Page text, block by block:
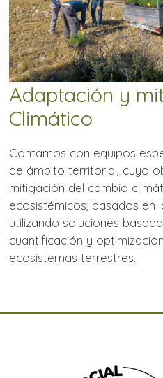
Adaptación y
Climático
Contamos con equipos
de ámbito territorial, cuyo
mitigación del cambio
ecosistémicos, basados
utilizando soluciones
cuantificación y
ecosistemas terrestres.